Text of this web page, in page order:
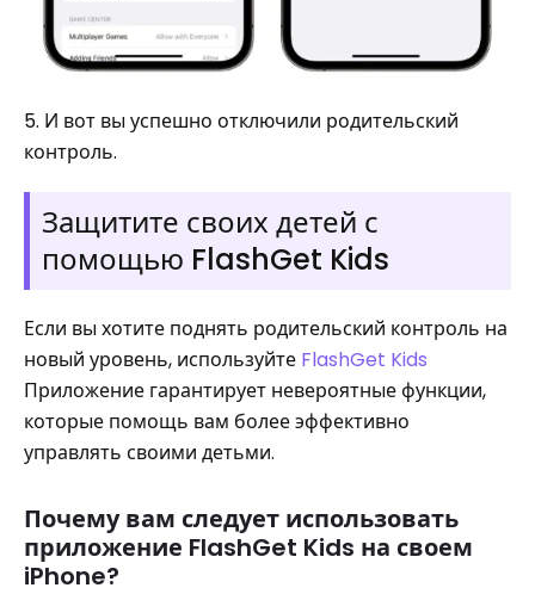
5. И вот вы успешно отключили родительский
контроль.
Защитите своих детей с
помощью FlashGet Kids
Если вы хотите поднять родительский контроль на
новый уровень, используйте FlashGet Kids
Приложение гарантирует невероятные функции,
которые помощь вам более эффективно
управлять своими детьми.
Почему вам следует использовать
приложение FlashGet Kids на своем
iPhone?